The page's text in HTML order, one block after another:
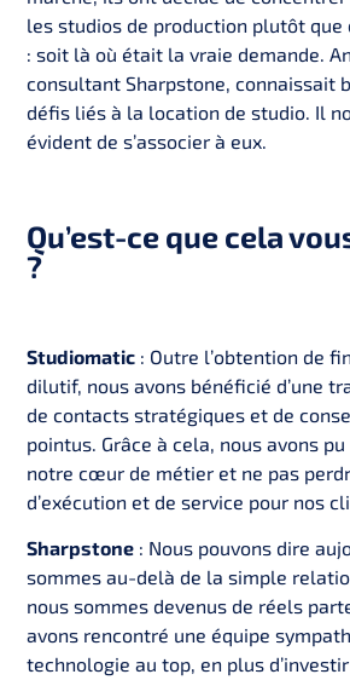
les studios de production plutôt que
: soit là où était la vraie demande.
consultant Sharpstone, connaissait
défis liés à la location de studio. Il
évident de s’associer à eux.
Qu’est-ce que cela
?
Studiomatic : Outre l’obtention de
dilutif, nous avons bénéficié d’une
de contacts stratégiques et de
pointus. Grâce à cela, nous avons
notre cœur de métier et ne pas
d’exécution et de service pour nos
Sharpstone : Nous pouvons dire
sommes au-delà de la simple
nous sommes devenus de réels
avons rencontré une équipe
technologie au top, en plus